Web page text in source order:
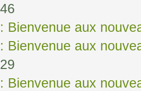
Bienvenue aux
Bienvenue aux
Bienvenue aux